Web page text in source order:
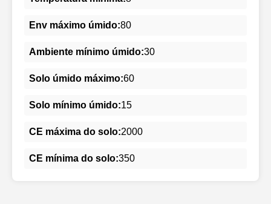
Env máximo úmido:80
Ambiente mínimo úmido:30
Solo úmido máximo:60
Solo mínimo úmido:15
CE máxima do solo:2000
CE mínima do solo:350